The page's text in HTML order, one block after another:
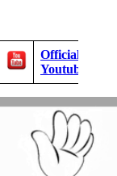
Official
Youtube